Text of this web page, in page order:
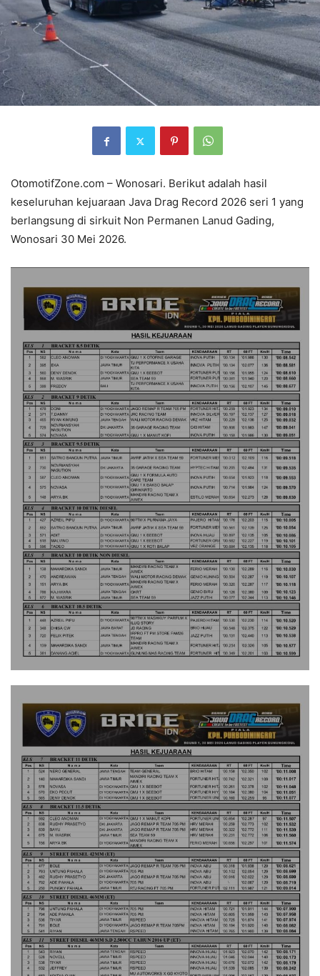
OtomotifZone.com – Wonosari. Berikut adalah hasil
keseluruhan kejuaraan Java Drag Record 2026 seri 1 yang
berlangsung di sirkuit Non Permanen Lanud Gading,
Wonosari 30 Mei 2026.